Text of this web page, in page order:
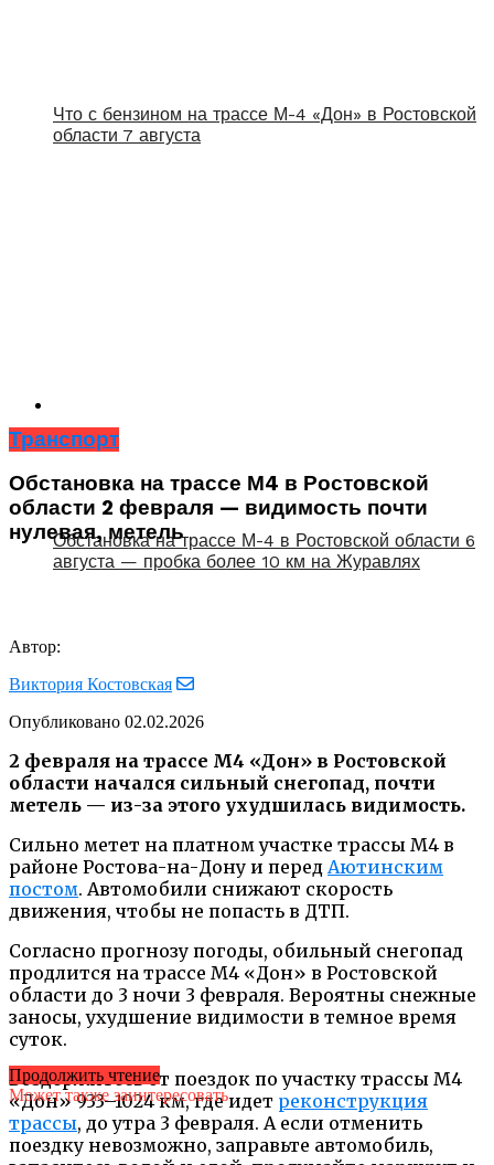
Что с бензином на трассе М-4 «Дон» в Ростовской
области 7 августа
Обстановка на трассе М-4 в Ростовской области 6
августа — пробка более 10 км на Журавлях
Транспорт
Обстановка на трассе М4 в Ростовской
области 2 февраля — видимость почти
нулевая, метель
Автор:
Виктория Костовская
Опубликовано 02.02.2026
2 февраля на трассе М4 «Дон» в Ростовской
области начался сильный снегопад, почти
метель — из-за этого ухудшилась видимость.
Сильно метет на платном участке трассы М4 в
районе Ростова-на-Дону и перед Аютинским
постом. Автомобили снижают скорость
движения, чтобы не попасть в ДТП.
Согласно прогнозу погоды, обильный снегопад
продлится на трассе М4 «Дон» в Ростовской
области до 3 ночи 3 февраля. Вероятны снежные
заносы, ухудшение видимости в темное время
суток.
Воздержитесь от поездок по участку трассы М4
«Дон» 933–1024 км, где идет реконструкция
трассы, до утра 3 февраля. А если отменить
поездку невозможно, заправьте автомобиль,
Продолжить чтение
Может также заинтересовать